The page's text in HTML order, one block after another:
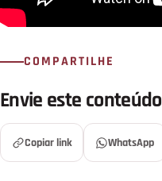
COMPARTILHE
Envie este conteúdo
Copiar link WhatsApp